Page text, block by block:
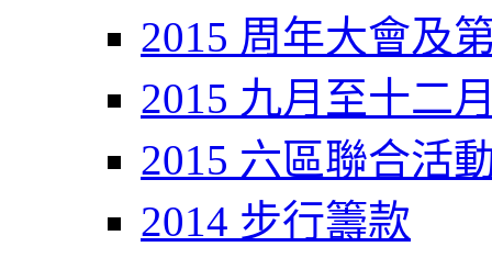
2015 周年大會及
2015 九月至十二
2015 六區聯合活
2014 步行籌款